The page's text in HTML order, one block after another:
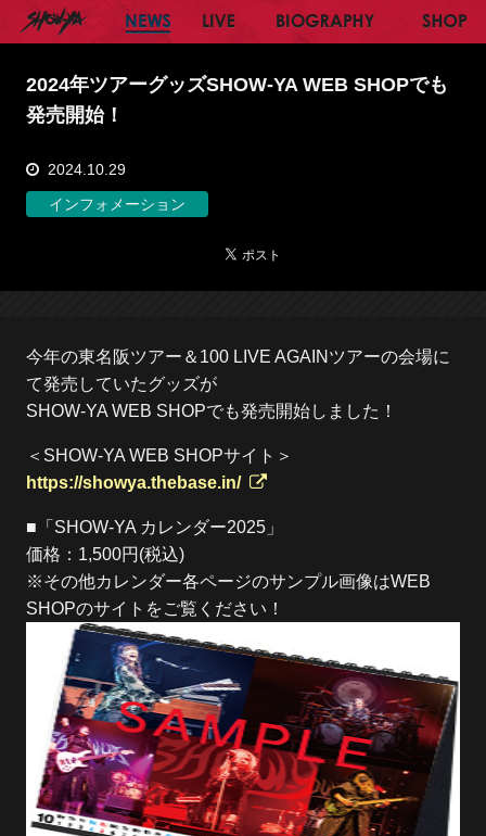
SHOW-YA オフィシャルサイト
NEWS LIVE BIOGRAPHY
2024年ツアーグッズSHOW-YA WEB SHOPでも
発売開始！
2024.10.29
インフォメーション
今年の東名阪ツアー＆100 LIVE AGAINツアーの会場に
て発売していたグッズが
SHOW-YA WEB SHOPでも発売開始しました！
＜SHOW-YA WEB SHOPサイト＞
https://showya.thebase.in/
■「SHOW-YA カレンダー2025」
価格：1,500円(税込)
※その他カレンダー各ページのサンプル画像はWEB
SHOPのサイトをご覧ください！